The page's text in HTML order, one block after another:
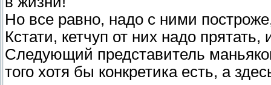
Но все равно, надо с ними
Кстати, кетчуп от них надо
Следующий представитель
того хотя бы конкретика есть, а